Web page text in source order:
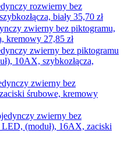
rozwierny bez
biały 35,70 zł
zwierny bez piktogramu,
kremowy 27,85 zł
zwierny bez piktogramu
10AX, szybkozłącza,
zwierny bez
śrubowe, kremowy
zwierny bez
(moduł), 16AX, zaciski